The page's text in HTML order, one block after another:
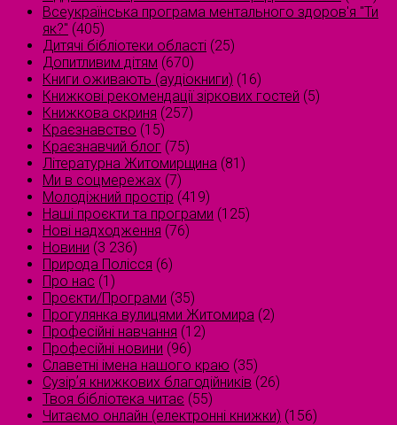
Всеукраїнська програма ментального здоров'я "Ти
як?" (405)
Дитячі бібліотеки області (25)
Допитливим дітям (670)
Книги оживають (аудіокниги) (16)
Книжкові рекомендації зіркових гостей (5)
Книжкова скриня (257)
Краєзнавство (15)
Краєзнавчий блог (75)
Літературна Житомирщина (81)
Ми в соцмережах (7)
Молодіжний простір (419)
Наші проєкти та програми (125)
Нові надходження (76)
Новини (3 236)
Природа Полісся (6)
Про нас (1)
Проєкти/Програми (35)
Прогулянка вулицями Житомира (2)
Професійні навчання (12)
Професійні новини (96)
Славетні імена нашого краю (35)
Сузірʼя книжкових благодійників (26)
Твоя бібліотека читає (55)
Читаємо онлайн (електронні книжки) (156)